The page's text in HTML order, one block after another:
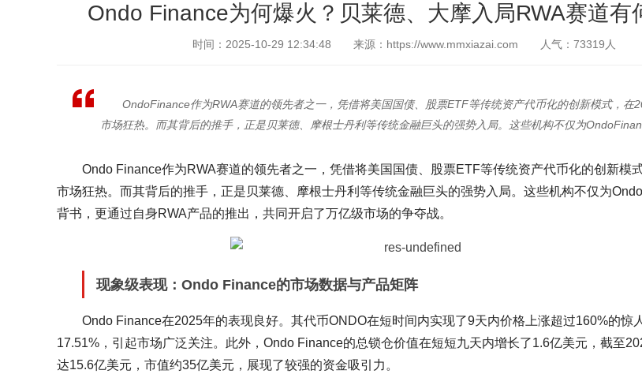
Ondo Finance为何爆火？贝莱德、大摩入局RWA赛道有
时间：2025-10-29 12:34:48 来源：https://www.mmxiazai.com 人气： 73319 人
OndoFinance作为RWA赛道的领先者之一，凭借将美国国债、股票ETF等传统资产代币化的创新模式，在
市场狂热。而其背后的推手，正是贝莱德、摩根士丹利等传统金融巨头的强势入局。这些机构不仅为
Ondo Finance作为RWA赛道的领先者之一，凭借将美国国债、股票ETF等传统资产代币化的创新模
市场狂热。而其背后的推手，正是贝莱德、摩根士丹利等传统金融巨头的强势入局。这些机构不仅为
背书，更通过自身RWA产品的推出，共同开启了万亿级市场的争夺战。
现象级表现：Ondo Finance的市场数据与产品矩阵
Ondo Finance在2025年的表现良好。其代币ONDO在短时间内实现了9天内价格上涨超过160%的惊
17.51%，引起市场广泛关注。此外，Ondo Finance的总锁仓价值在短短九天内增长了1.6亿美元，截至
达15.6亿美元，市值约35亿美元，展现了较强的资金吸引力。